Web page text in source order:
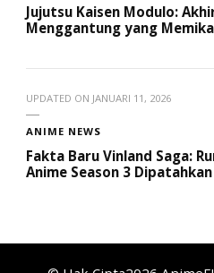
Jujutsu Kaisen Modulo:
Menggantung yang
UPDATED ON JANUARI 11, 2026
ANIME NEWS
Fakta Baru Vinland Saga:
Anime Season 3 Dipatahkan